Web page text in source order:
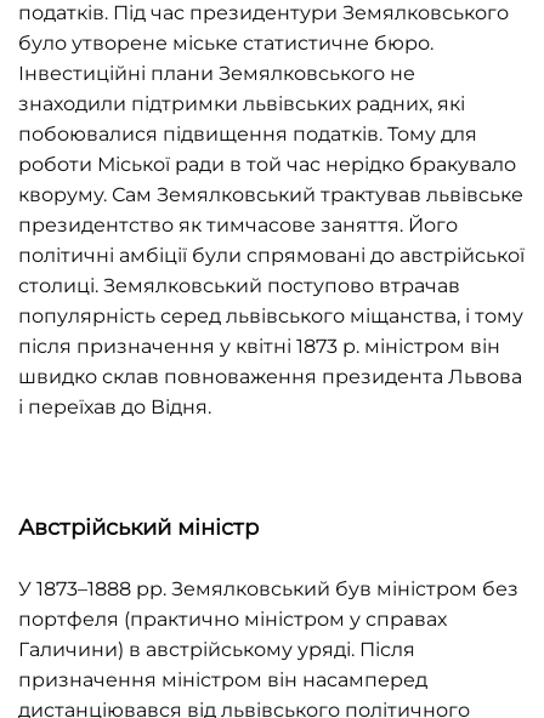
податків. Під час президентури Земялковського
було утворене міське статистичне бюро.
Інвестиційні плани Земялковського не
знаходили підтримки львівських радних, які
побоювалися підвищення податків. Тому для
роботи Міської ради в той час нерідко бракувало
кворуму. Сам Земялковський трактував львівське
президентство як тимчасове заняття. Його
політичні амбіції були спрямовані до австрійської
столиці. Земялковський поступово втрачав
популярність серед львівського міщанства, і тому
після призначення у квітні 1873 р. міністром він
швидко склав повноваження президента Львова
і переїхав до Відня.
Австрійський міністр
У 1873–1888 рр. Земялковський був міністром без
портфеля (практично міністром у справах
Галичини) в австрійському уряді. Після
призначення міністром він насамперед
дистанціювався від львівського політичного